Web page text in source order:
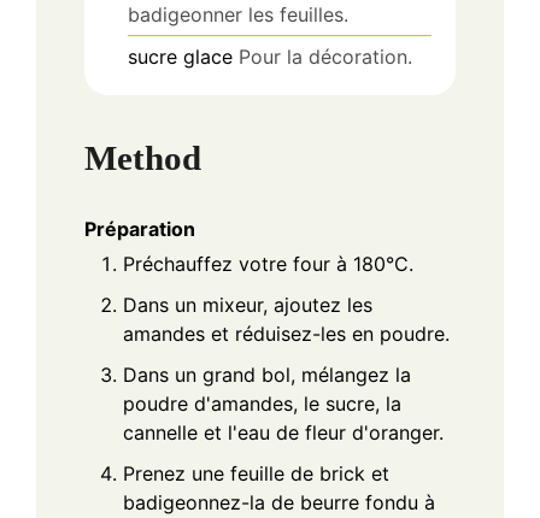
badigeonner les feuilles.
sucre glace Pour la décoration.
Method
Préparation
Préchauffez votre four à 180°C.
Dans un mixeur, ajoutez les
amandes et réduisez-les en poudre.
Dans un grand bol, mélangez la
poudre d'amandes, le sucre, la
cannelle et l'eau de fleur d'oranger.
Prenez une feuille de brick et
badigeonnez-la de beurre fondu à